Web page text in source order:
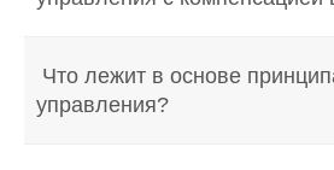
Что лежит в основе
управления?